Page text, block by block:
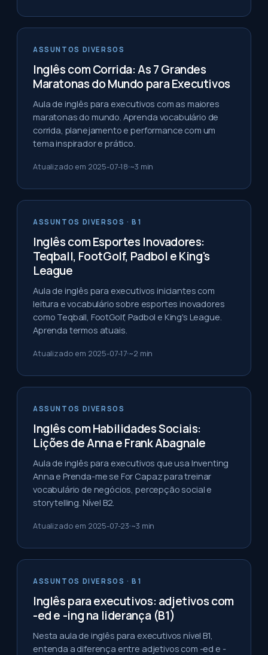
ASSUNTOS DIVERSOS
Inglês com Corrida: As 7 Grandes
Maratonas do Mundo para Executivos
Aula de inglês para executivos com as maiores
maratonas do mundo. Aprenda vocabulário de
corrida, planejamento e performance com um
tema inspirador e prático.
Atualizado em 2025-07-18 ~3 min
ASSUNTOS DIVERSOS · B1
Inglês com Esportes Inovadores:
Teqball, FootGolf, Padbol e King's
League
Aula de inglês para executivos iniciantes com
leitura e vocabulário sobre esportes inovadores
como Teqball, FootGolf, Padbol e King's League.
Aprenda termos atuais.
Atualizado em 2025-07-17 ~2 min
ASSUNTOS DIVERSOS
Inglês com Habilidades Sociais:
Lições de Anna e Frank Abagnale
Aula de inglês para executivos que usa Inventing
Anna e Prenda-me se For Capaz para treinar
vocabulário de negócios, percepção social e
storytelling. Nível B2.
Atualizado em 2025-07-23 ~3 min
ASSUNTOS DIVERSOS · B1
Inglês para executivos: adjetivos com
-ed e -ing na liderança (B1)
Nesta aula de inglês para executivos nível B1,
entenda a diferença entre adjetivos com -ed e -